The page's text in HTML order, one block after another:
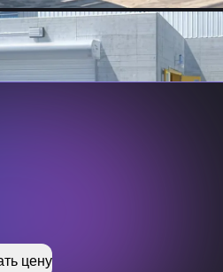
чтобы вы могли играть
цену